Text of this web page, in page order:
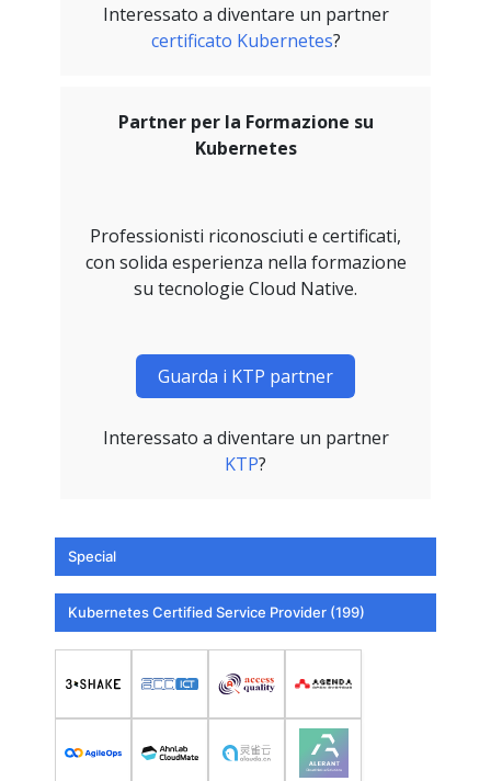
Interessato a diventare un partner
certificato Kubernetes?
Partner per la Formazione su
Kubernetes
Professionisti riconosciuti e certificati,
con solida esperienza nella formazione
su tecnologie Cloud Native.
Guarda i KTP partner
Interessato a diventare un partner
KTP?